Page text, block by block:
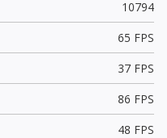
10794
65 FPS
37 FPS
86 FPS
48 FPS